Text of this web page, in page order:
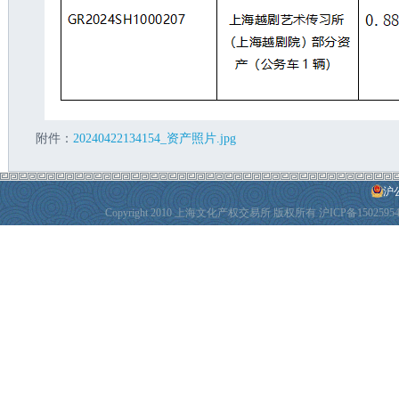
附件： 20240422134154_资产照片.jpg
沪
Copyright 2010 上海文化产权交易所 版权所有沪ICP备